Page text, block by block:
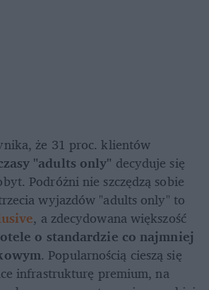
że 31 proc. klientów
"adults only" decyduje się
Podróżni nie szczędzą sobie
, a zdecydowana większość
o standardzie co najmniej
. Popularnością cieszą się
infrastrukturę premium, na